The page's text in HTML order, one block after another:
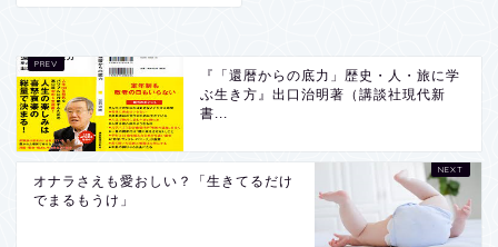
『「還暦からの底力」歴史・人・旅に学
ぶ生き方』出口治明著（講談社現代新
書...
オナラさえも愛おしい？「生きてるだけ
でまるもうけ」